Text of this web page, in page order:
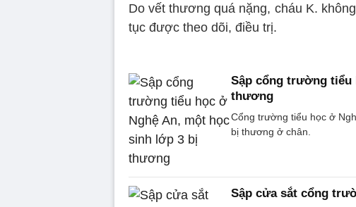
Do vết thương quá nặng, cháu K.
tục được theo dõi, điều trị.
Sập cổng trường tiểu
thương
Cổng trường tiểu học ở
bị thương ở chân.
Sập cửa sắt cổng